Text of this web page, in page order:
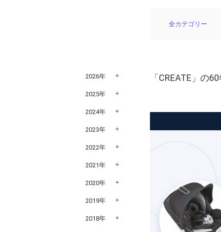
全カテゴリー
「CREATE」の
2026年
2025年
2024年
2023年
2022年
2021年
2020年
2019年
2018年